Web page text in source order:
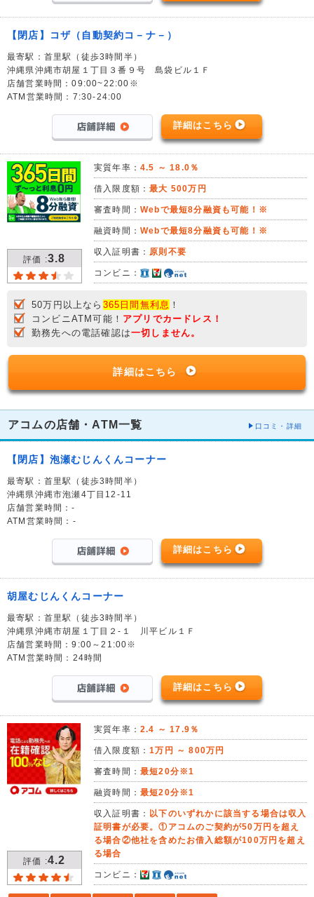
【閉店】コザ（自動契約コ－ナ－）
最寄駅：首里駅（徒歩3時間半）
沖縄県沖縄市胡屋１丁目３番９号 島袋ビル１Ｆ
店舗営業時間：09:00~22:00※
ATM営業時間：7:30-24:00
詳細はこちら
評価 :3.8
実質年率： 4.5 ～ 18.0％
借入限度額：最大 500万円
審査時間： Webで最短8分融資も可能！※
融資時間： Webで最短8分融資も可能！※
収入証明書： 原則不要
コンビニ：
50万円以上なら 365日間無利息 ！
コンビニATM可能！ アプリでカードレス！
勤務先への電話確認は一切しません。
詳細はこちら
アコムの店舗・ATM一覧 口コミ・詳細
【閉店】泡瀬むじんくんコーナー
最寄駅：首里駅（徒歩3時間半）
沖縄県沖縄市泡瀬4丁目12-11
店舗営業時間：-
ATM営業時間：-
詳細はこちら
胡屋むじんくんコーナー
最寄駅：首里駅（徒歩3時間半）
沖縄県沖縄市胡屋１丁目２-１ 川平ビル１Ｆ
店舗営業時間：9:00～21:00※
ATM営業時間：24時間
詳細はこちら
評価 :4.2
実質年率： 2.4 ～ 17.9％
借入限度額：1万円 ～ 800万円
審査時間： 最短20分※1
融資時間： 最短20分※1
収入証明書： 以下のいずれかに該当する場合は収入
証明書が必要。①アコムのご契約が50万円を超え
る場合②他社を含めたお借入総額が100万円を超え
る場合
コンビニ：